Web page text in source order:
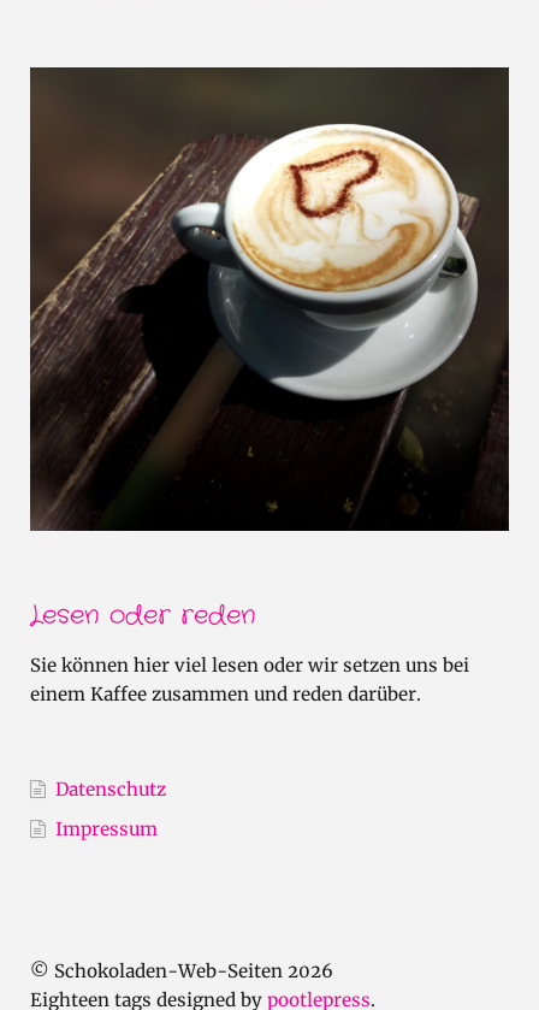
Lesen oder reden
Sie können hier viel lesen oder wir setzen uns bei
einem Kaffee zusammen und reden darüber.
Datenschutz
Impressum
© Schokoladen-Web-Seiten 2026
Eighteen tags designed by pootlepress.